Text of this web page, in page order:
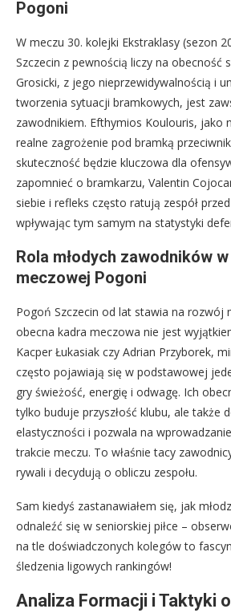
Pogoni
W meczu 30. kolejki Ekstraklasy (sezon
Szczecin z pewnością liczy na obecność
Grosicki, z jego nieprzewidywalnością i
tworzenia sytuacji bramkowych, jest
zawodnikiem. Efthymios Koulouris, jako
realne zagrożenie pod bramką
skuteczność będzie kluczowa dla
zapomnieć o bramkarzu, Valentin
siebie i refleks często ratują zespół
wpływając tym samym na statystyki
Rola młodych zawodników
meczowej Pogoni
Pogoń Szczecin od lat stawia na rozwój
obecna kadra meczowa nie jest
Kacper Łukasiak czy Adrian Przyborek,
często pojawiają się w podstawowej
gry świeżość, energię i odwagę. Ich
tylko buduje przyszłość klubu, ale także
elastyczności i pozwala na
trakcie meczu. To właśnie tacy
rywali i decydują o obliczu zespołu.
Sam kiedyś zastanawiałem się, jak
odnaleźć się w seniorskiej piłce –
na tle doświadczonych kolegów to
śledzenia ligowych rankingów!
Analiza Formacji i Taktyki